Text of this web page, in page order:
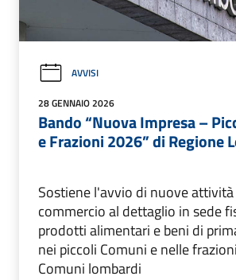
AVVISI
28 GENNAIO 2026
Bando “Nuova Impresa –
e Frazioni 2026” di Regione
Sostiene l'avvio di nuove
commercio al dettaglio in sede
prodotti alimentari e beni di
nei piccoli Comuni e nelle
Comuni lombardi